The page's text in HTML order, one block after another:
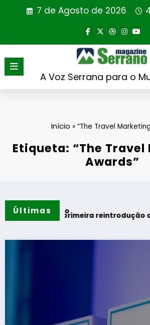
7 de Agosto de 2026
A Voz Serrana para o
Início » “The Travel
Etiqueta: “The
Awards”
Últimas
verãoprimeira reintrodução de